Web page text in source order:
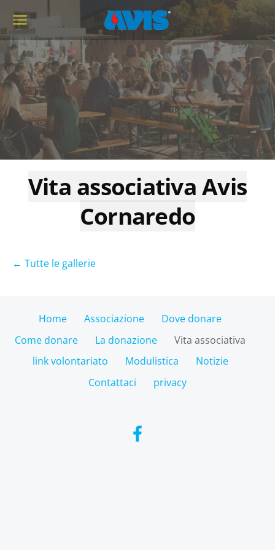
Vita associativa Avis
Cornaredo
Tutte le gallerie
Home Associazione
Dove donare
Come donare
La donazione
Vita associativa
link volontariato
Modulistica
Notizie
Contattaci
privacy